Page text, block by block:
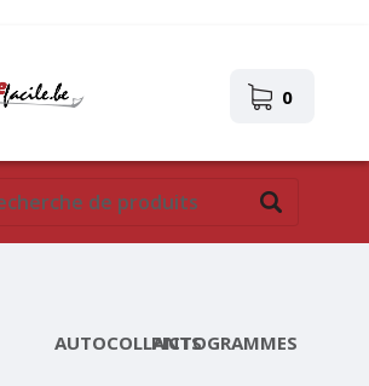
0
AUTOCOLLANTSPICTOGRAMMES